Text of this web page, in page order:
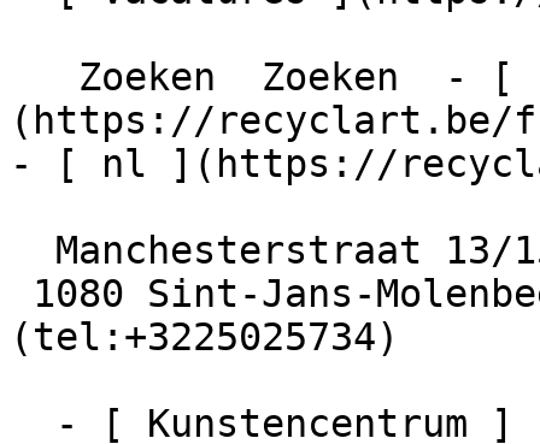
(https://recyclart.be/
- [ nl ](https://
(tel:+3225025734)